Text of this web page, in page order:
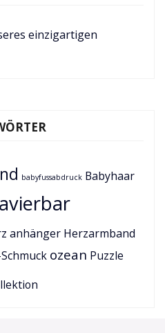
einzigartigen
babyfussabdruck Babyhaar
anhänger Herzarmband
ozean Puzzle